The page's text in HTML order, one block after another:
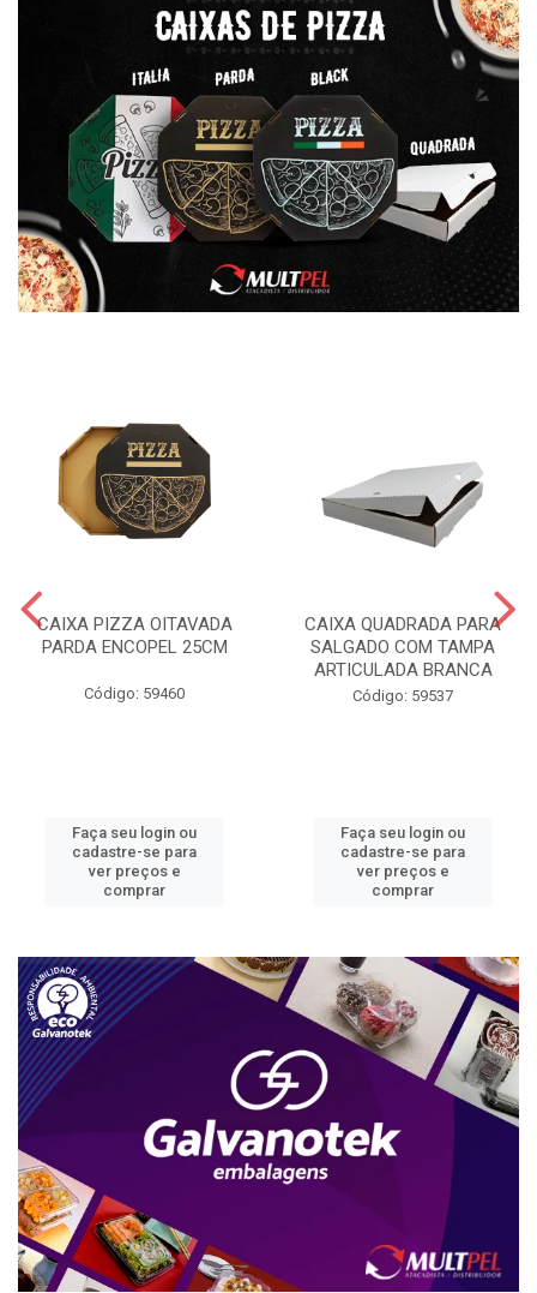
CAIXA PIZZA OITAVADA
PARDA ENCOPEL 25CM
Código: 59460
Faça seu login ou
cadastre-se para
ver preços e
comprar
CAIXA QUADRADA PARA
SALGADO COM TAMPA
ARTICULADA BRANCA
Código: 59537
Faça seu login ou
cadastre-se para
ver preços e
comprar